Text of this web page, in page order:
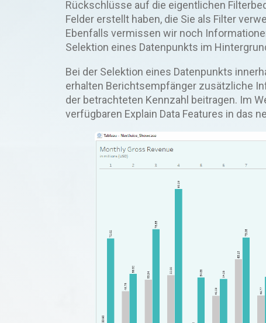
Rückschlüsse auf die eigentlichen
Felder erstellt haben, die Sie als Filter
Ebenfalls vermissen wir noch
Selektion eines Datenpunkts im
Bei der Selektion eines Datenpunkts
erhalten Berichtsempfänger zusätzliche
der betrachteten Kennzahl beitragen. Im
verfügbaren Explain Data Features in das